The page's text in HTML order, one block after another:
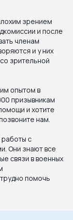
зрением
и после
членам
и у них
зрительной
опытом в
призывникам
и хотите
нам.
с
Они знают все
связи в военных
помочь